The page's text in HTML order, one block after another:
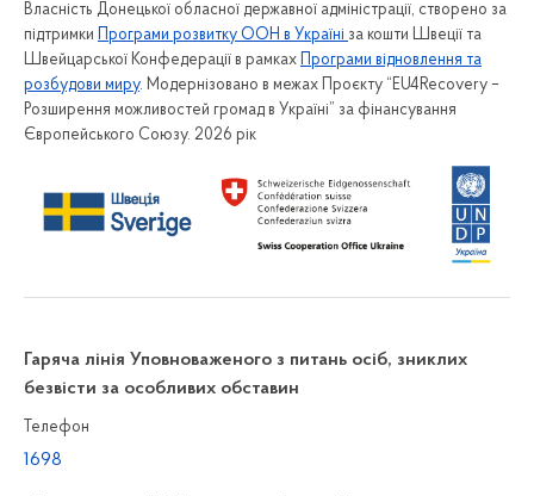
Власність Донецької обласної державної адміністрації, створено за
підтримки Програми розвитку ООН в Україні за кошти Швеції та
Швейцарської Конфедерації в рамках Програми відновлення та
розбудови миру. Модернізовано в межах Проєкту “EU4Recovery –
Розширення можливостей громад в Україні” за фінансування
Європейського Союзу. 2026 рік
Гаряча лінія Уповноваженого з питань осіб, зниклих
безвісти за особливих обставин
Телефон
1698